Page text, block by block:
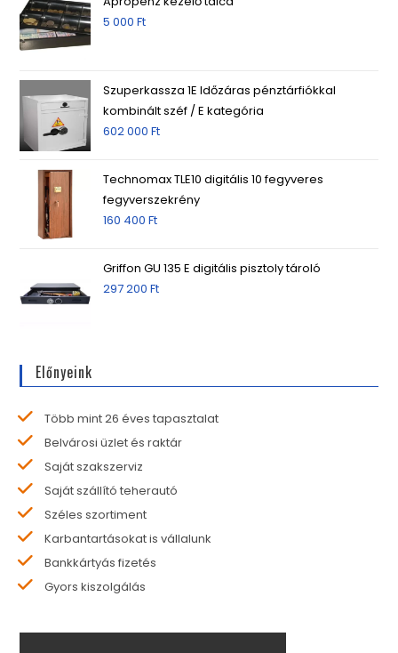
5 000Ft
Szuperkassza 1E Időzáras pénztárfiókkal
kombinált széf / E kategória
602 000Ft
Technomax TLE10 digitális 10 fegyveres
fegyverszekrény
160 400Ft
Griffon GU 135 E digitális pisztoly tároló
297 200Ft
Előnyeink
Több mint 26 éves tapasztalat
Belvárosi üzlet és raktár
Saját szakszerviz
Saját szállító teherautó
Széles szortiment
Karbantartásokat is vállalunk
Bankkártyás fizetés
Gyors kiszolgálás